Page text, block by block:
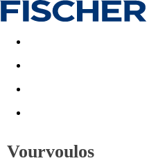
Akční nabídky Last minute
Vourvoulos